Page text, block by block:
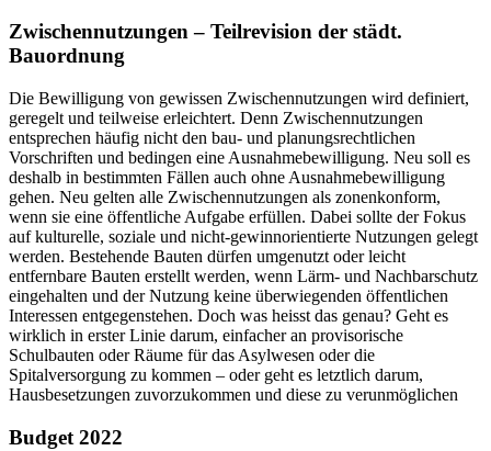
Zwischennutzungen – Teilrevision der städt.
Bauordnung
Die Bewilligung von gewissen Zwischennutzungen wird definiert,
geregelt und teilweise erleichtert. Denn Zwischennutzungen
entsprechen häufig nicht den bau- und planungsrechtlichen
Vorschriften und bedingen eine Ausnahmebewilligung. Neu soll es
deshalb in bestimmten Fällen auch ohne Ausnahmebewilligung
gehen. Neu gelten alle Zwischennutzungen als zonenkonform,
wenn sie eine öffentliche Aufgabe erfüllen. Dabei sollte der Fokus
auf kulturelle, soziale und nicht-gewinnorientierte Nutzungen gelegt
werden. Bestehende Bauten dürfen umgenutzt oder leicht
entfernbare Bauten erstellt werden, wenn Lärm- und Nachbarschutz
eingehalten und der Nutzung keine überwiegenden öffentlichen
Interessen entgegenstehen. Doch was heisst das genau? Geht es
wirklich in erster Linie darum, einfacher an provisorische
Schulbauten oder Räume für das Asylwesen oder die
Spitalversorgung zu kommen – oder geht es letztlich darum,
Hausbesetzungen zuvorzukommen und diese zu verunmöglichen
Budget 2022